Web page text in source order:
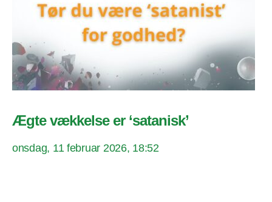
Ægte vækkelse er ‘satanisk’
onsdag, 11 februar 2026, 18:52